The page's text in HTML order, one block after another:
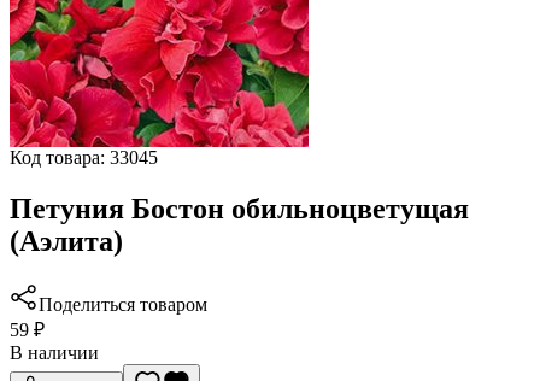
Код товара: 33045
Петуния Бостон обильноцветущая
(Аэлита)
Поделиться товаром
59 ₽
В наличии